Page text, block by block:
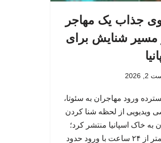
جذاب یک مهاجر
مسیر شنایش برای
2026
ورود مهاجران به سئوتا،
ویدیویی از لحظه شنا کردن
به خاک اسپانیا منتشر کرد؛
رخدادی که در کمتر از ۲۴ ساعت با ورود حدود